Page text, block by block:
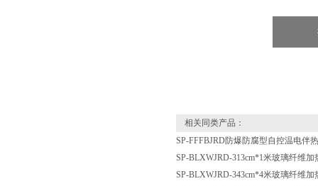
相关同类产品：
SP-FFFBJRD防爆防腐型自控温电伴
SP-BLXWJRD-313cm*1米玻璃纤维
SP-BLXWJRD-343cm*4米玻璃纤维